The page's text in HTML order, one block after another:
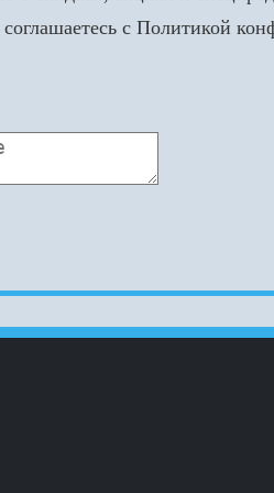
с Политикой